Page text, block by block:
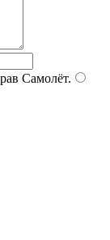
Самолёт.